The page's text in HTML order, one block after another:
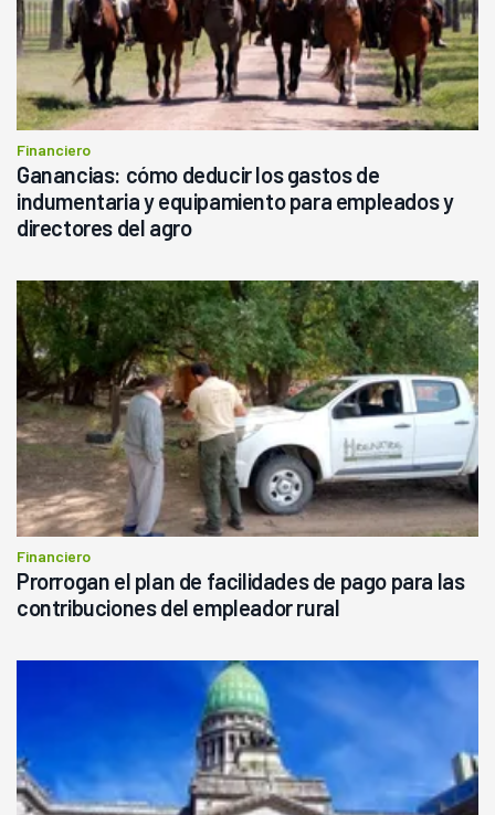
Financiero
Ganancias: cómo deducir los gastos de
indumentaria y equipamiento para empleados y
directores del agro
Financiero
Prorrogan el plan de facilidades de pago para las
contribuciones del empleador rural